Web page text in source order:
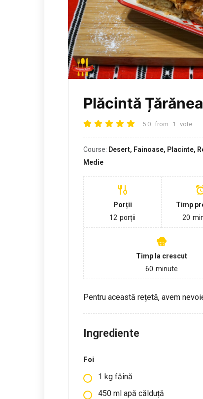
Plăcintă
5.0 from 1 vote
Course: Desert, Fainoase, Placinte,
Medie
Porții
12 porții
Timp
20
Timp la crescut
60 minute
Pentru această rețetă, avem
Ingrediente
Foi
1 kg făină
450 ml apă călduță